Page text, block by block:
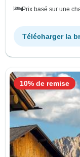
Prix basé sur une
Télécharger la
10% de remise